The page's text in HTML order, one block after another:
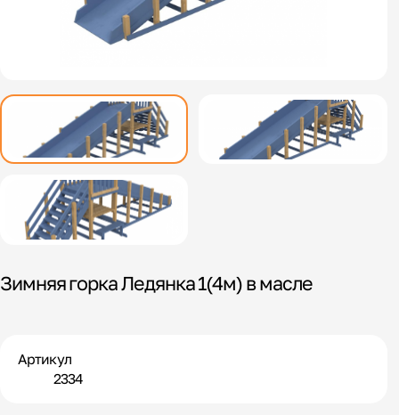
Зимняя горка Ледянка 1(4м) в масле
Артикул
2334